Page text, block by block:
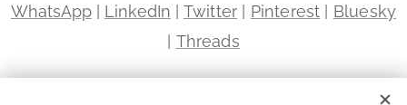
WhatsApp| LinkedIn Twitter Pinterest
Bluesky
Threads